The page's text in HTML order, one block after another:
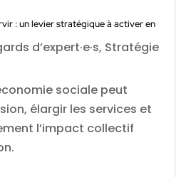
: un levier stratégique à activer en
d’expert·e·s, Stratégie
sociale peut
élargir les services et
l’impact collectif